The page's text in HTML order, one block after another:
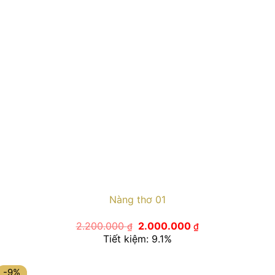
Nàng thơ 01
2.200.000₫
Giá
gốc
là:
2.000.000₫Giá
Tiết kiệm: 9.1%
-9%